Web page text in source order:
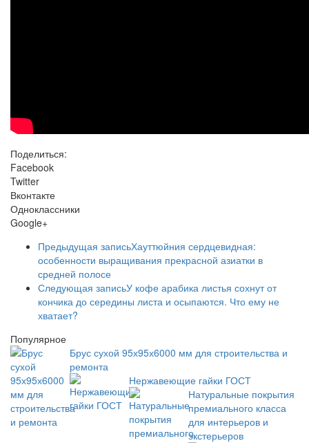
Поделиться:
Facebook
Twitter
Вконтакте
Одноклассники
Google+
Предыдущая записьХауттюйния сердцевидная:
особенности выращивания прекрасной азиатки в
средней полосе
Следующая записьУ кофе арабика листья сохнут от
кончика до середины листа и осыпаются. Что ему не
хватает?
Популярное
Брус сухой 95х95х6000 мм для строительства и
ремонта
Нержавеющие гайки ГОСТ
Натуральные покрытия
премиального класса
для интерьеров и
экстерьеров